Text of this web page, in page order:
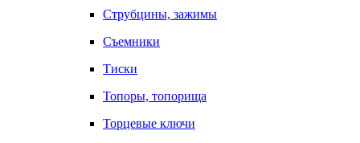
Струбцины, зажимы
Съемники
Тиски
Топоры, топорища
Торцевые ключи